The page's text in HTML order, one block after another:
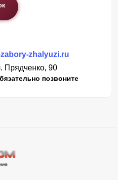
zhalyuzi.ru
Прядченко, 90
позвоните